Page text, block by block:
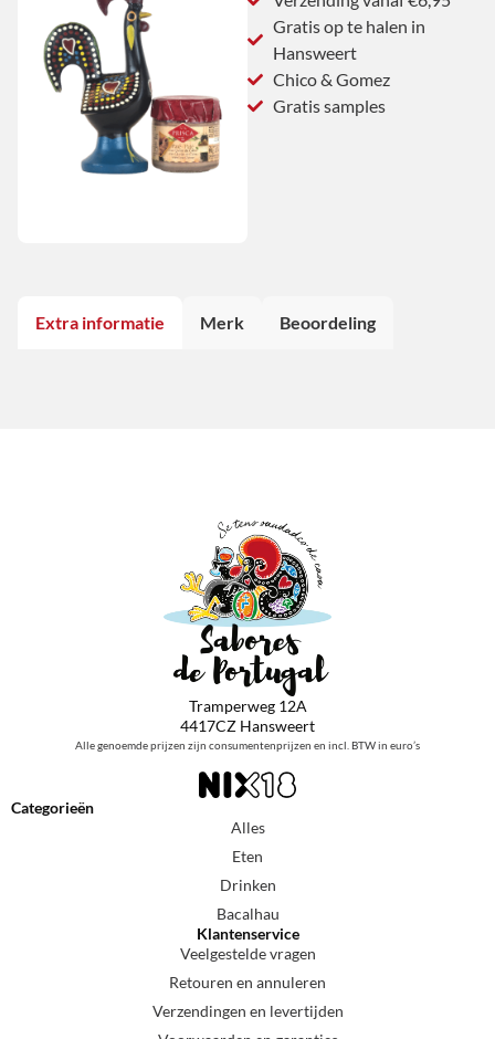
Gratis op te halen in
Hansweert
Chico & Gomez
Gratis samples
Extra informatie Merk Beoordeling
Tramperweg 12A
4417CZ Hansweert
Alle genoemde prijzen zijn consumentenprijzen en incl. BTW in euro’s
Categorieën
Alles
Eten
Drinken
Bacalhau
Klantenservice
Veelgestelde vragen
Retouren en annuleren
Verzendingen en levertijden